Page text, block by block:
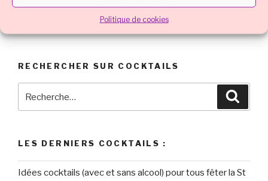
Politique de cookies
fêter la St Patrick
RECHERCHER SUR COCKTAILS
pour
LES DERNIERS COCKTAILS :
Idées cocktails (avec et sans alcool) pour tous fêter la St